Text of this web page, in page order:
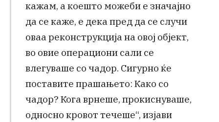
кажам, а коешто можеби е значајно
да се каже, е дека пред да се случи
оваа реконструкција на овој објект,
во овие операциони сали се
влегуваше со чадор. Сигурно ќе
поставите прашањето: Како со
чадор? Кога врнеше, прокиснуваше,
односно кровот течеше“, изјави